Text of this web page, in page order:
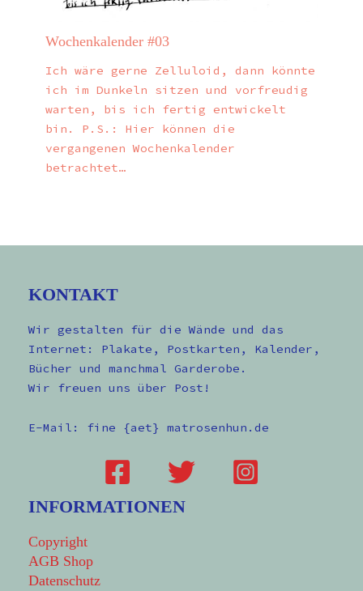
Wochenkalender #03
Ich wäre gerne Zelluloid, dann könnte
ich im Dunkeln sitzen und vorfreudig
warten, bis ich fertig entwickelt
bin. P.S.: Hier können die
vergangenen Wochenkalender
betrachtet…
KONTAKT
Wir gestalten für die Wände und das
Internet: Plakate, Postkarten, Kalender,
Bücher und manchmal Garderobe.
Wir freuen uns über Post!
E-Mail: fine {aet} matrosenhun.de
INFORMATIONEN
Copyright
AGB Shop
Datenschutz